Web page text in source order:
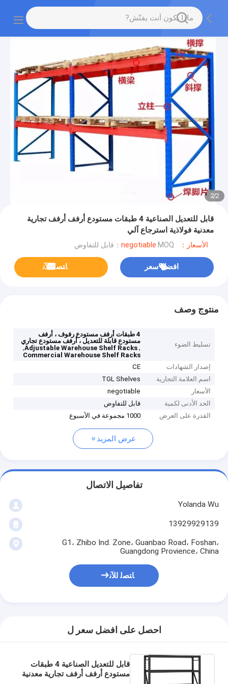
2
/
2
قابل للتعديل الصناعية 4 طبقات مستودع أرفف أرفف تجارية
معدنية فولاذية استرجاع آلي
الأسعار：negotiable MOQ：قابل للتفاوض
افضل سعر ﺎﺘﺼﻟ ﺍﻶﻧ
منتوج وصف
تسليط الضوء
4 طبقات أرفف مستودع رفوف ، أرفف
مستودع قابلة للتعديل ، أرفف مستودع تجاري
,
Adjustable Warehouse Shelf Racks
,
Commercial Warehouse Shelf Racks
إصدار الشهادات
CE
اسم العلامة التجارية
TGL Shelves
الأسعار
negotiable
الحد الأدنى لكمية
قابل للتفاوض
القدرة على العرض
1000 مجموعة في الأسبوع
عرض المزيد
تفاصيل الاتصال
Yolanda Wu
13929929139
G1، Zhibo Ind. Zone، Guanbao Road، Foshan،
Guangdong Provience، China
ﺎﺘﺼﻟ ﺍﻶﻧ
احصل على افضل سعر ل
قابل للتعديل الصناعية 4 طبقات
مستودع أرفف أرفف تجارية معدنية